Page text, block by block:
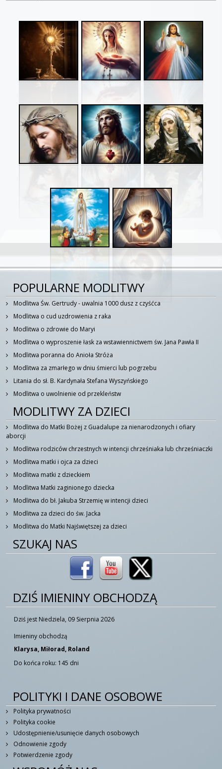
POPULARNE MODLITWY
Modlitwa Św. Gertrudy - uwalnia 1000 dusz z czyśćca
Modlitwa o cud uzdrowienia z raka
Modlitwa o zdrowie do Maryi
Modlitwa o wyproszenie łask za wstawiennictwem św. Jana Pawła II
Modlitwa poranna do Anioła Stróża
Modlitwa za zmarłego w dniu śmierci lub pogrzebu
Litania do sł. B. Kardynała Stefana Wyszyńskiego
Modlitwa o uwolnienie od przekleństw
MODLITWY ZA DZIECI
Modlitwa do Matki Bożej z Guadalupe za nienarodzonych i ofiary
aborcji
Modlitwa rodziców chrzestnych w intencji chrześniaka lub chrześniaczki
Modlitwa matki i ojca za dzieci
Modlitwa matki z dzieckiem
Modlitwa Matki zaginionego dziecka
Modlitwa do bł. Jakuba Strzemię w intencji dzieci
Modlitwa za dzieci do św. Jacka
Modlitwa do Matki Najświętszej za dzieci
SZUKAJ NAS
DZIŚ IMIENINY OBCHODZĄ
Dziś jest Niedziela, 09 Sierpnia 2026
Imieniny obchodzą
Klarysa, Miłorad, Roland
Do końca roku: 145 dni
POLITYKI I DANE OSOBOWE
Polityka prywatności
Polityka cookie
Udostępnienie/usunięcie danych osobowych
Odnowienie zgody
Potwierdzenie zgody